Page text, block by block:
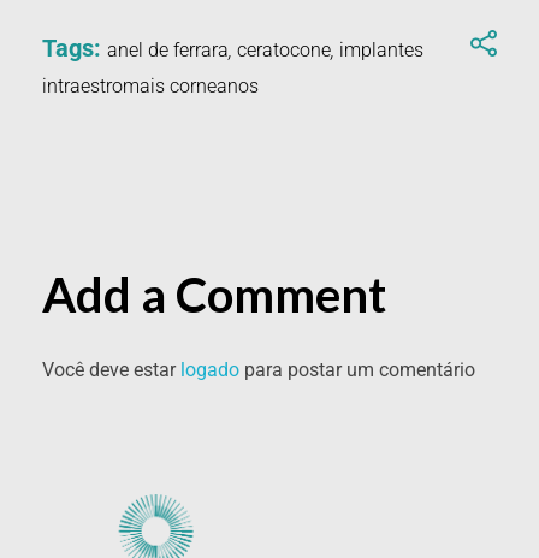
Tags: anel de ferrara ceratocone implantes
intraestromais corneanos
Add a Comment
Você deve estar logado para postar um comentário